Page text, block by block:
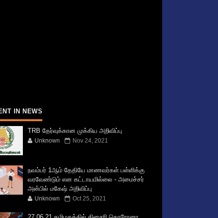
IN NEWS
TRB தேர்வுக்கான முக்கிய அறிவிப்பு
Unknown Nov 24, 2021
நவம்பர் 1ஆம் தேதியே மாணவர்கள் பள்ளிக்கு
வரவேண்டும் என கட்டாயமில்லை - அமைச்சர்
அன்பில் மகேஷ் அறிவிப்பு
Unknown Oct 25, 2021